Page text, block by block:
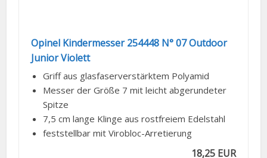
Opinel Kindermesser 254448 N° 07 Outdoor
Junior Violett
Griff aus glasfaserverstärktem Polyamid
Messer der Größe 7 mit leicht abgerundeter
Spitze
7,5 cm lange Klinge aus rostfreiem Edelstahl
feststellbar mit Virobloc-Arretierung
18,25 EUR